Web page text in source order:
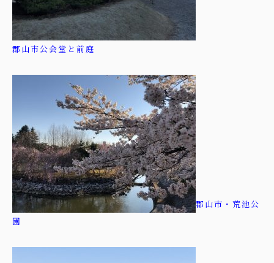
郡山市公会堂と前庭
郡山市・荒池公
園